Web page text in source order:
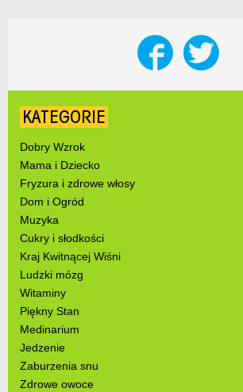
KATEGORIE
Dobry Wzrok
Mama i Dziecko
Fryzura i zdrowe włosy
Dom i Ogród
Muzyka
Cukry i słodkości
Kraj Kwitnącej Wiśni
Ludzki mózg
Witaminy
Piękny Stan
Medinarium
Jedzenie
Zaburzenia snu
Zdrowe owoce